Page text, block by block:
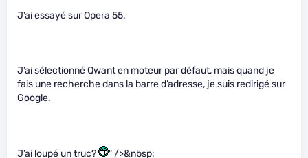
J’ai essayé sur Opera 55.
J’ai sélectionné Qwant en moteur par défaut, mais quand je
fais une recherche dans la barre d’adresse, je suis redirigé sur
Google.
J’ai loupé un truc? " />&nbsp;